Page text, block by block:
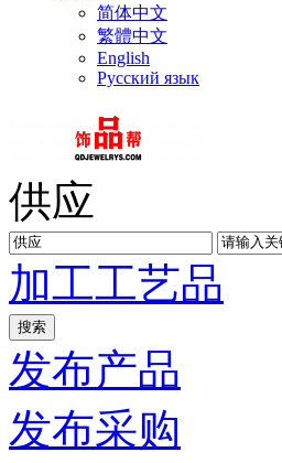
简体中文
繁體中文
English
Русский язык
供应
加工工艺品
发布产品
发布采购